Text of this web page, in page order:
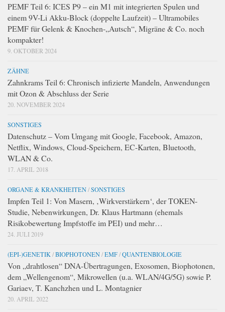
PEMF Teil 6: ICES P9 – ein M1 mit integrierten Spulen und
einem 9V-Li Akku-Block (doppelte Laufzeit) – Ultramobiles
PEMF für Gelenk & Knochen-„Autsch“, Migräne & Co. noch
kompakter!
9. OKTOBER 2024
ZÄHNE
Zahnkrams Teil 6: Chronisch infizierte Mandeln, Anwendungen
mit Ozon & Abschluss der Serie
20. NOVEMBER 2024
SONSTIGES
Datenschutz – Vom Umgang mit Google, Facebook, Amazon,
Netflix, Windows, Cloud-Speichern, EC-Karten, Bluetooth,
WLAN & Co.
17. APRIL 2018
ORGANE & KRANKHEITEN/SONSTIGES
Impfen Teil 1: Von Masern, ‚Wirkverstärkern‘, der TOKEN-
Studie, Nebenwirkungen, Dr. Klaus Hartmann (ehemals
Risikobewertung Impfstoffe im PEI) und mehr…
24. JULI 2019
(EPI-)GENETIK /BIOPHOTONEN/EMF/QUANTENBIOLOGIE
Von „drahtlosen“ DNA-Übertragungen, Exosomen, Biophotonen,
dem „Wellengenom“, Mikrowellen (u.a. WLAN/4G/5G) sowie P.
Gariaev, T. Kanchzhen und L. Montagnier
20. APRIL 2022